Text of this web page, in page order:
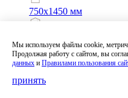
750x1450 мм
Двухкамерный
26 837 ₽/м
Мы используем файлы cookie,
Продолжая работу с сайтом, вы
данных и Правилами пользования
принять